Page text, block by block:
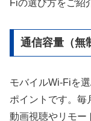
Fiの選び方をご紹
通信容量（無
モバイルWi-Fiを選
ポイントです。毎
動画視聴やリモー